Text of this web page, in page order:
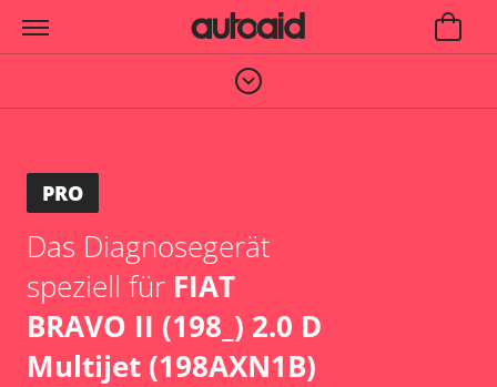
PRO
Das Diagnosegerät
speziell für FIAT
BRAVO II (198_) 2.0 D
Multijet (198AXN1B)